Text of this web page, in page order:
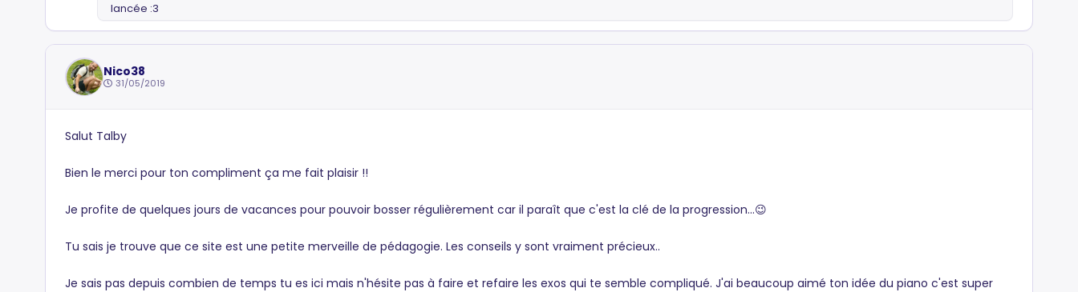
lancée :3
Nico38
31/05/2019
Salut Talby
Bien le merci pour ton compliment ça me fait plaisir !!
Je profite de quelques jours de vacances pour pouvoir bosser régulièrement car il paraît que c'est la clé de la progression...😉
Tu sais je trouve que ce site est une petite merveille de pédagogie. Les conseils y sont vraiment précieux..
Je sais pas depuis combien de temps tu es ici mais n'hésite pas à faire et refaire les exos qui te semble compliqué. J'ai beaucoup aimé ton idée du piano c'est super